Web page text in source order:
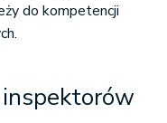
do kompetencji